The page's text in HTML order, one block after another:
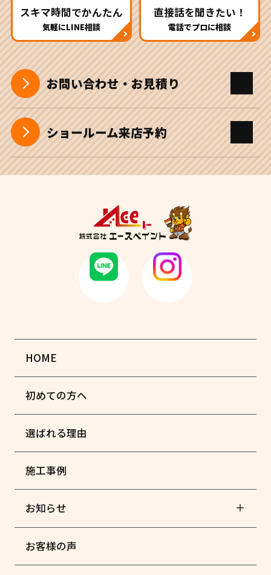
スキマ時間でかんたん
気軽にLINE相談
直接話を聞きたい！
電話でプロに相談
お問い合わせ・お見積り
ショールーム来店予約
HOME
初めての方へ
選ばれる理由
施工事例
お知らせ
お客様の声